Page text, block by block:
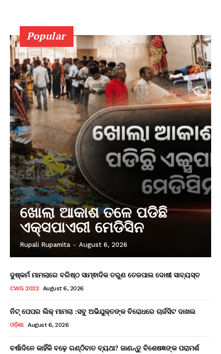
Popular
ଖୋଲା ଆକାଶ ତଳେ ପଡିଛି
ଏକ୍ସପାଏରୀ ମେଡିସିନ
Rupali Rupamita - August 6, 2026
ଦୁଷ୍କର୍ମ ମାମଲାରେ ବରିଷ୍ଠ ସାମ୍ଵାଦିକ ତରୁଣ ତେଜପାଲ ଦୋଷୀ ସାବ୍ୟସ୍ତ
CWG 2022 August 6, 2026
ନିଟ୍ ପେପର ଲିକ୍ ମାମଲା :ସବୁ ଅଭିଯୁକ୍ତଙ୍କ ବିରୋଧରେ ଚାର୍ଜସିଟ ଦାଖଲ
ଓଡ଼ିଶା August 6, 2026
ବର୍ଷାଦିନେ କାହିଁକି ବଢ଼େ ଗଣ୍ଠିବାତ ବ୍ୟଥା? ଜାଣନ୍ତୁ ବିଶେଷଜ୍ଞଙ୍କ ପରାମର୍ଶ